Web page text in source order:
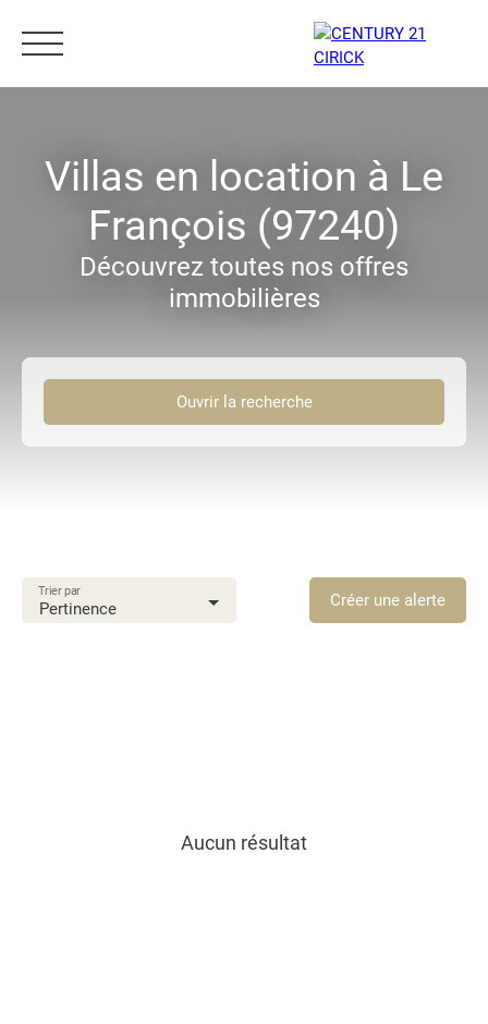
Estimation 05 96 10 62 21
Villas en location à Le
François (97240)
Découvrez toutes nos offres
immobilières
Ouvrir la recherche
Le François (97240)
Localisation
Pertinence
Trier par Créer une alerte
Aucun résultat